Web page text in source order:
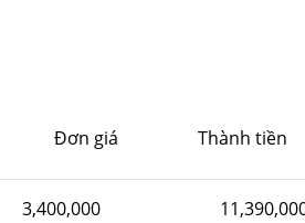
Đơn giá Thành tiền
3,400,000